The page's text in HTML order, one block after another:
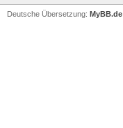
Deutsche Übersetzung: MyBB.de